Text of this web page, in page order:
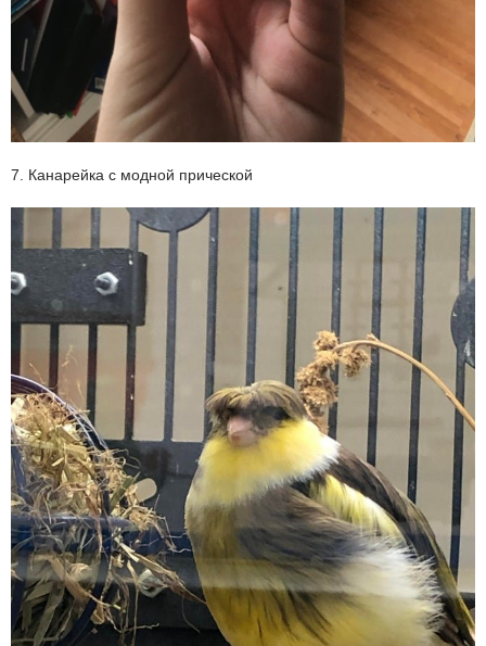
7. Канарейка с модной прической